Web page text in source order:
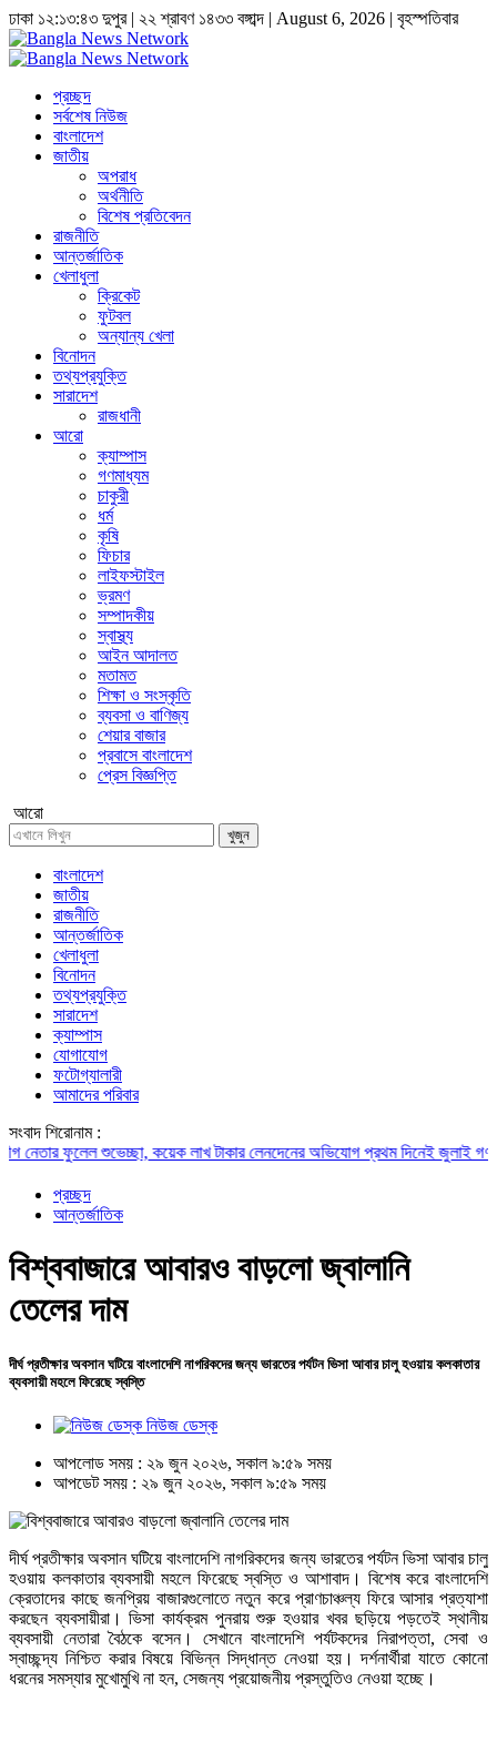
ঢাকা ১২:১৩:৪৩ দুপুর| ২২ শ্রাবণ ১৪৩৩ বঙ্গাব্দ | August 6, 2026 | বৃহস্পতিবার
প্রচ্ছদ
সর্বশেষ নিউজ
বাংলাদেশ
জাতীয়
অপরাধ
অর্থনীতি
বিশেষ প্রতিবেদন
রাজনীতি
আন্তর্জাতিক
খেলাধুলা
ক্রিকেট
ফুটবল
অন্যান্য খেলা
বিনোদন
তথ্যপ্রযুক্তি
সারাদেশ
রাজধানী
আরো
ক্যাম্পাস
গণমাধ্যম
চাকুরী
ধর্ম
কৃষি
ফিচার
লাইফস্টাইল
ভ্রমণ
সম্পাদকীয়
স্বাস্থ্য
আইন আদালত
মতামত
শিক্ষা ও সংস্কৃতি
ব্যবসা ও বাণিজ্য
শেয়ার বাজার
প্রবাসে বাংলাদেশ
প্রেস বিজ্ঞপ্তি
আরো
খুজুন
বাংলাদেশ
জাতীয়
রাজনীতি
আন্তর্জাতিক
খেলাধুলা
বিনোদন
তথ্যপ্রযুক্তি
সারাদেশ
ক্যাম্পাস
যোগাযোগ
ফটোগ্যালারী
আমাদের পরিবার
সংবাদ শিরোনাম :
ফুলেল শুভেচ্ছা, কয়েক লাখ টাকার লেনদেনের অভিযোগপ্রথম দিনেই জুলাই
প্রচ্ছদ
আন্তর্জাতিক
বিশ্ববাজারে আবারও বাড়লো জ্বালানি
তেলের দাম
দীর্ঘ প্রতীক্ষার অবসান ঘটিয়ে বাংলাদেশি নাগরিকদের জন্য ভারতের পর্যটন ভিসা আবার চালু হওয়ায় কলকাতার
ব্যবসায়ী মহলে ফিরেছে স্বস্তি
নিউজ ডেস্ক
আপলোড সময় : ২৯ জুন ২০২৬, সকাল ৯:৫৯ সময়
আপডেট সময় : ২৯ জুন ২০২৬, সকাল ৯:৫৯ সময়
দীর্ঘ প্রতীক্ষার অবসান ঘটিয়ে বাংলাদেশি নাগরিকদের জন্য ভারতের পর্যটন ভিসা আবার চালু
হওয়ায় কলকাতার ব্যবসায়ী মহলে ফিরেছে স্বস্তি ও আশাবাদ। বিশেষ করে বাংলাদেশি
ক্রেতাদের কাছে জনপ্রিয় বাজারগুলোতে নতুন করে প্রাণচাঞ্চল্য ফিরে আসার প্রত্যাশা
করছেন ব্যবসায়ীরা। ভিসা কার্যক্রম পুনরায় শুরু হওয়ার খবর ছড়িয়ে পড়তেই স্থানীয়
ব্যবসায়ী নেতারা বৈঠকে বসেন। সেখানে বাংলাদেশি পর্যটকদের নিরাপত্তা, সেবা ও
স্বাচ্ছন্দ্য নিশ্চিত করার বিষয়ে বিভিন্ন সিদ্ধান্ত নেওয়া হয়। দর্শনার্থীরা যাতে কোনো
ধরনের সমস্যার মুখোমুখি না হন, সেজন্য প্রয়োজনীয় প্রস্তুতিও নেওয়া হচ্ছে।